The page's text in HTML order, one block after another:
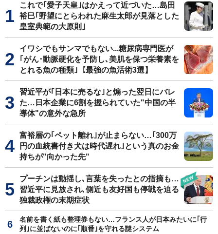
これで｢愛子天皇｣はかえって近づいた…島田
裕巳｢野望にとらわれた麻生太郎が見落とした
皇室典範の大原則｣
イワシでもサンマでもない...糖尿病専門医が
｢がん･動脈硬化を予防し､美肌を保つ栄養素を
とれる魚の種類｣【最強の魚活術3選】
習近平が｢日本に売るな｣と煽った翌日にバレ
た…日本企業に6割を握られていた"中国の半
導体"の意外な急所
富裕層の｢ペット離れ｣が止まらない…｢300万
円の血統書付き犬は時代遅れ｣という真のお金
持ちが"向かった先"
プーチンは動揺し､言葉を失ったとの指摘も…
習近平に見放され､側近も友好国も停戦を迫る
独裁政権の末期症状
名前を書く紙も整理券もない…フランス人が日本みたいに｢行
列｣に並ばないのに｢順番｣を守れる謎システム